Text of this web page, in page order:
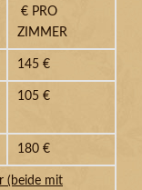
€ PRO
ZIMMER
145 €
105 €
180 €
(beide mit